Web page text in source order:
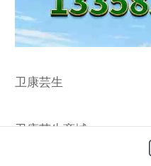
卫康芸生
卫康芸生商城